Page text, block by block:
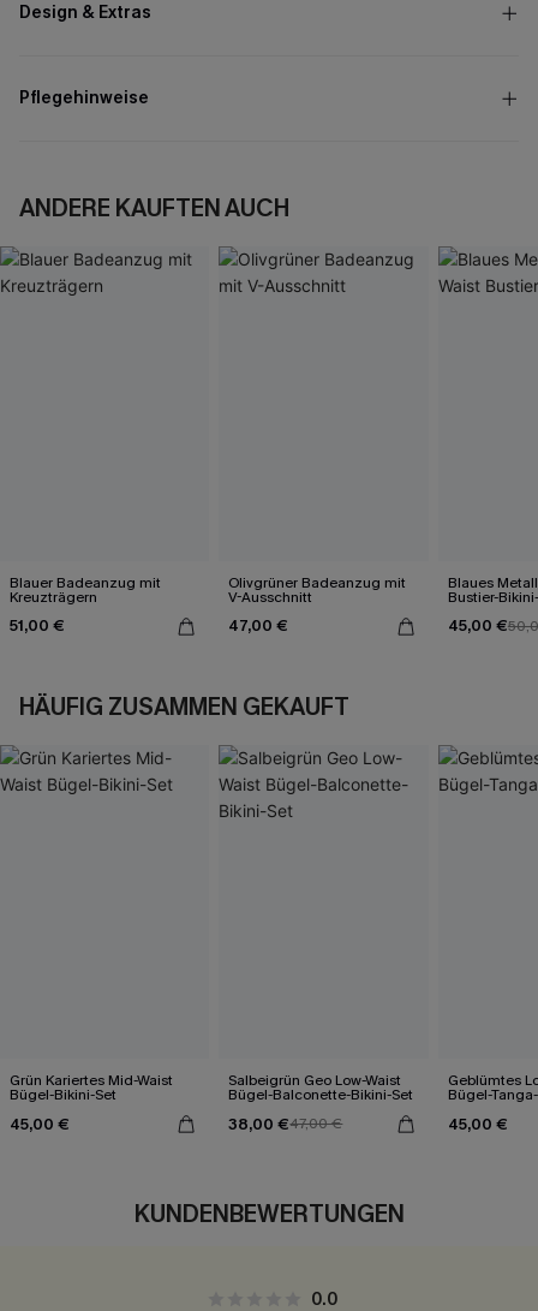
Design & Extras
Pflegehinweise
ANDERE KAUFTEN AUCH
Blauer Badeanzug mit
Kreuzträgern
51,00 €
Olivgrüner Badeanzug mit
V-Ausschnitt
47,00 €
Blaues
Bustier-
45,00 €
HÄUFIG ZUSAMMEN GEKAUFT
Grün Kariertes Mid-Waist
Bügel-Bikini-Set
45,00 €
Salbeigrün Geo Low-Waist
Bügel-Balconette-Bikini-Set
38,00 €47,00 €
Geblümtes
Bügel-
45,00 €
KUNDENBEWERTUNGEN
0.0